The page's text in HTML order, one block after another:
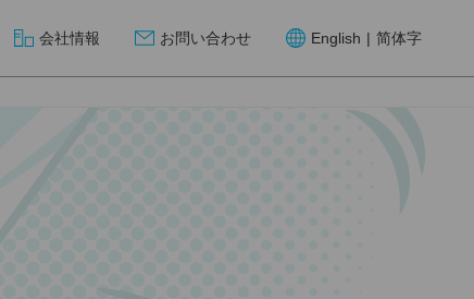
会社情報 お問い合わせ English | 简体字